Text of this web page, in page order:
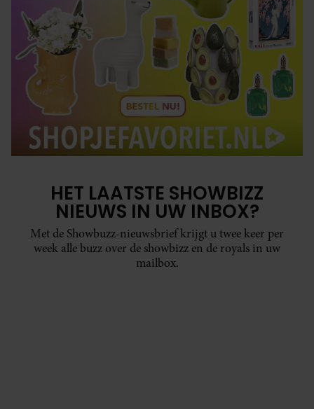
HET LAATSTE SHOWBIZZ
NIEUWS IN UW INBOX?
Met de Showbuzz-nieuwsbrief krijgt u twee keer per
week alle buzz over de showbizz en de royals in uw
mailbox.